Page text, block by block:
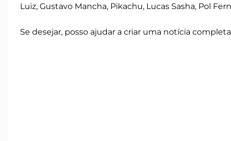
Luiz, Gustavo Mancha, Pikachu, Lucas Sasha, Pol
Se desejar, posso ajudar a criar uma notícia